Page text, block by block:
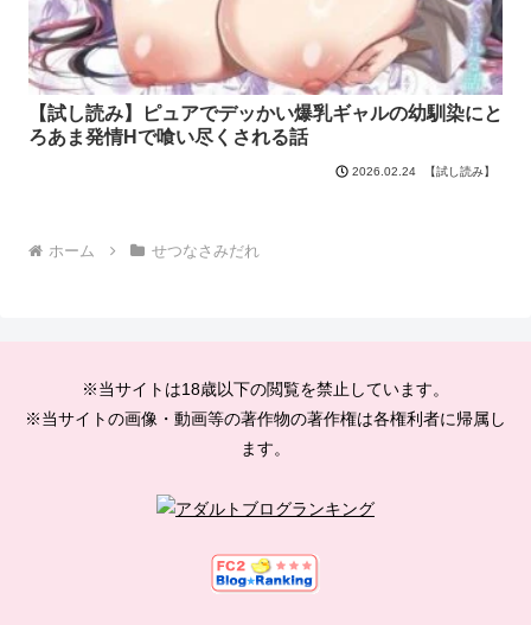
【試し読み】ピュアでデッかい爆乳ギャルの幼馴染にと
ろあま発情Hで喰い尽くされる話
2026.02.24 【試し読み】
ホーム せつなさみだれ
※当サイトは18歳以下の閲覧を禁止しています。
※当サイトの画像・動画等の著作物の著作権は各権利者に帰属し
ます。